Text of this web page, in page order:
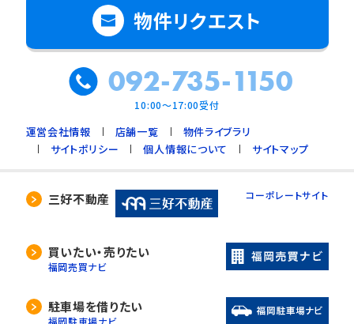
物件リクエスト
092-735-1150
10:00～17:00受付
運営会社情報 店舗一覧
物件ライブラリ
サイトポリシー
個人情報について サイトマップ
三好不動産 コーポレートサイト
買いたい・売りたい
福岡売買ナビ
駐車場を借りたい